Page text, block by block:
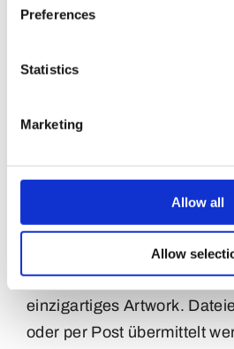
Preferences
Statistics
Marketing
Allow all
Allow
haben verschiedene
Buttons mit LED-Lichtern
Übersicht an und wählen
Sie liefern
stellen die
Bevor wir beginnen, bitten
einzigartiges Artwork.
oder per Post übermittelt